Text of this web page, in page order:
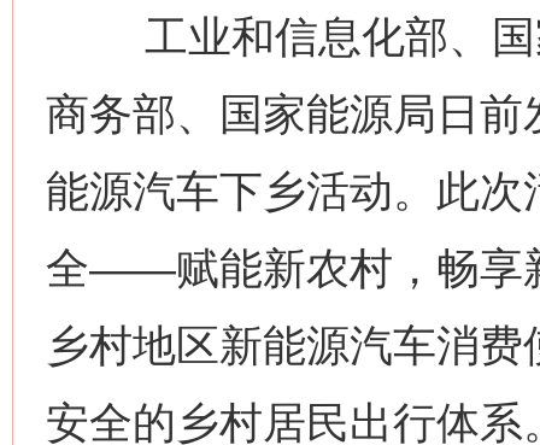
工业和信息化部、国
商务部、国家能源局日
能源汽车下乡活动。此次
全——赋能新农村，畅享
乡村地区新能源汽车消
安全的乡村居民出行体系